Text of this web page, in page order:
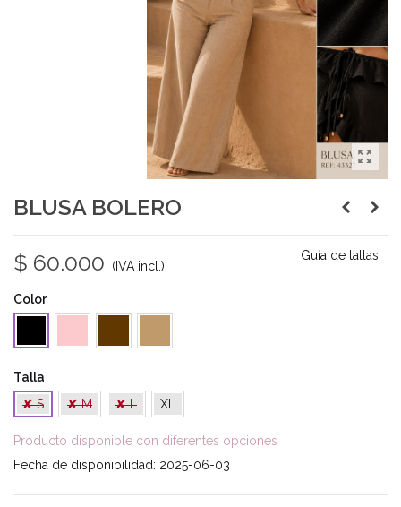
BLUSA BOLERO
$ 60.000 (IVA incl.)
Guía de tallas
Color
Talla
✘ S
✘ M ✘ L XL
Producto disponible con diferentes opciones
Fecha de disponibilidad: 2025-06-03